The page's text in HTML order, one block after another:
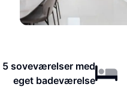
5 soveværelser med
eget badeværelse